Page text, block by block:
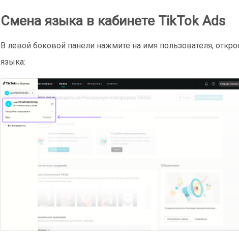
Смена языка в кабинете TikTok Ads
В левой боковой панели нажмите на имя пользователя,
языка: